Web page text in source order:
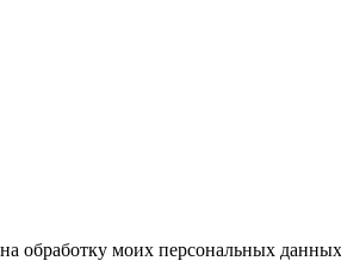
обработку моих персональных данных